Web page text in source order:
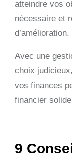
atteindre vos
nécessaire et
d’amélioration.
Avec une
choix
vos finances
financier
9